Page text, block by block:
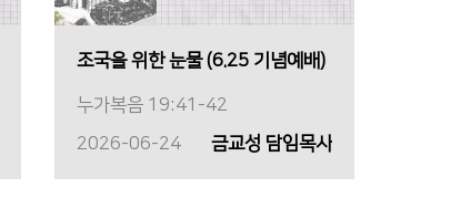
조국을 위한 눈물 (6.25 기념예배)
누가복음 19:41-42
2026-06-24
금교성 담임목사